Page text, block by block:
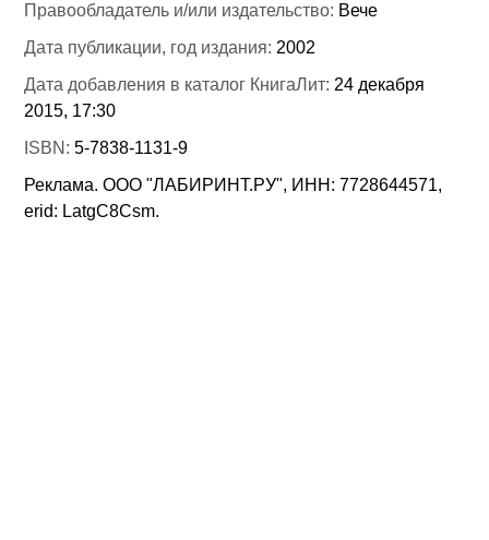
Правообладатель и/или издательство: Вече
Дата публикации, год издания: 2002
Дата добавления в каталог КнигаЛит: 24 декабря
2015, 17:30
ISBN:5-7838-1131-9
Реклама. ООО "ЛАБИРИНТ.РУ", ИНН: 7728644571,
erid: LatgC8Csm.